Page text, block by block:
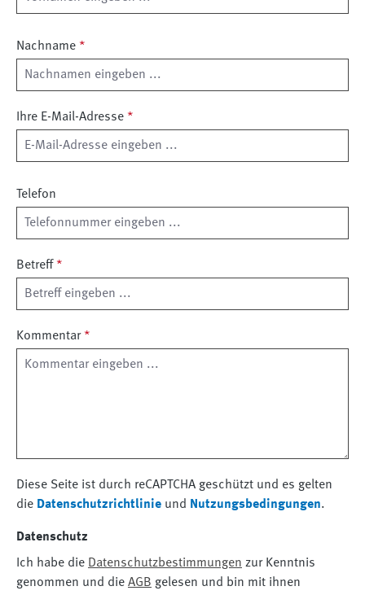
Nachname *
Ihre E-Mail-Adresse *
Telefon
Betreff *
Kommentar *
Diese Seite ist durch reCAPTCHA geschützt und es gelten
die Datenschutzrichtlinie und Nutzungsbedingungen.
Datenschutz
Ich habe die Datenschutzbestimmungen zur Kenntnis
genommen und die AGB gelesen und bin mit ihnen